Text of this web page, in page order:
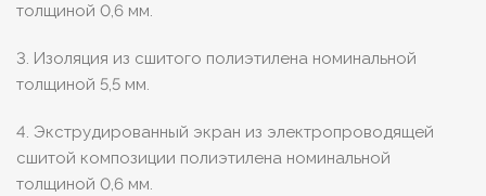
толщиной 0,6 мм.
3. Изоляция из сшитого полиэтилена номинальной
толщиной 5,5 мм.
4. Экструдированный экран из электропроводящей
сшитой композиции полиэтилена номинальной
толщиной 0,6 мм.